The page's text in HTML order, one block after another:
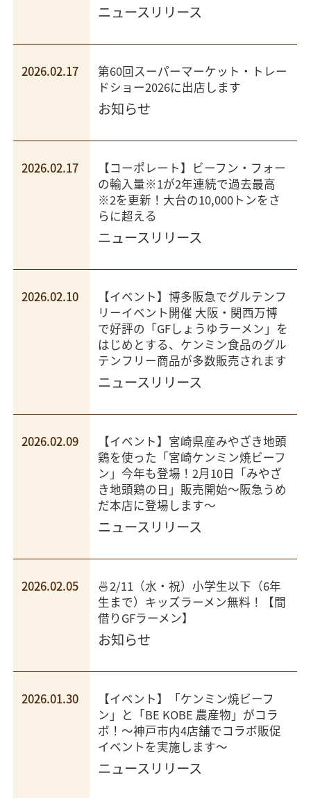
ニュースリリース
2026.02.17
第60回スーパーマーケット・トレー
ドショー2026に出店します
お知らせ
2026.02.17
【コーポレート】ビーフン・フォー
の輸入量※1が2年連続で過去最高
※2を更新！大台の10,000トンをさ
らに超える
ニュースリリース
2026.02.10
【イベント】博多阪急でグルテンフ
リーイベント開催 大阪・関西万博
で好評の「GFしょうゆラーメン」を
はじめとする、ケンミン食品のグル
テンフリー商品が多数販売されます
ニュースリリース
2026.02.09
【イベント】宮崎県産みやざき地頭
鶏を使った「宮崎ケンミン焼ビーフ
ン」今年も登場！2月10日「みやざ
き地頭鶏の日」販売開始～阪急うめ
だ本店に登場します～
ニュースリリース
2026.02.05
🍜2/11（水・祝）小学生以下（6年
生まで）キッズラーメン無料！【間
借りGFラーメン】
お知らせ
2026.01.30
【イベント】「ケンミン焼ビーフ
ン」と「BE KOBE 農産物」がコラ
ボ！～神戸市内4店舗でコラボ販促
イベントを実施します～
ニュースリリース